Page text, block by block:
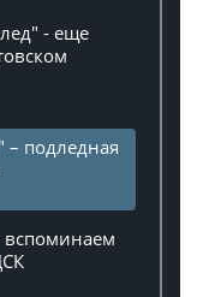
- еще
подледная